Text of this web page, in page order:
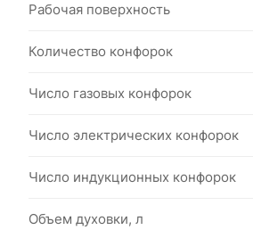
Рабочая поверхность
Количество конфорок
Число газовых конфорок
Число электрических конфорок
Число индукционных конфорок
Объем духовки, л